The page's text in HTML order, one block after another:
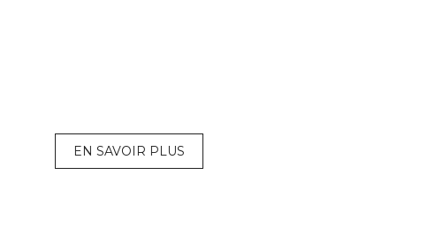
EN SAVOIR PLUS